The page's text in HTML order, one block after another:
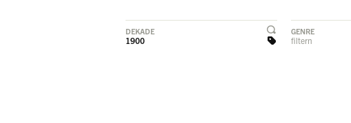
DEKADE
1900
GENRE
filtern